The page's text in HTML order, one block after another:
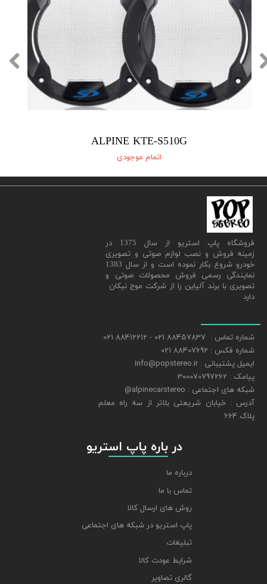
ALPINE KTE-S510G
اتمام موجودی
​فروشگاه پاپ استریو از سال 1375 در
زمینه فروش و نصب لوازم صوتی و تصویری
خودرو شروع بکار نموده است و از سال 1383
نمایندگی رسمی فروش محصولات صوتی و
تصویری با برند آلپاین را از شرکت موج نیکان
دارد
شماره تماس : 88457837 021 - 88412212 021
شماره فکس : 88407692 021
ایمیل پشتیبانی : info@popstereo.ir
پیامک : 300070797262
شبکه های اجتماعی : alpinecarstereo@
​​​​​​​آدرس : خیابان شریعتی بلاتر از سه راه معلم
پلاک 664
​​​​​​​ در باره پاپ استریو
درباره ما
تماس با ما
روش های ارسال کالا
پاپ استریو در شبکه های اجتماعی
تبلیغات
شرایط عودت کالا
گالری تصاویر